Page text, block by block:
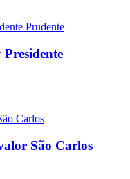
São Carlos